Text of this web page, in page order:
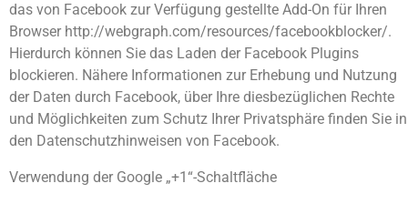
das von Facebook zur Verfügung gestellte Add-On für Ihren
Browser http://webgraph.com/resources/facebookblocker/.
Hierdurch können Sie das Laden der Facebook Plugins
blockieren. Nähere Informationen zur Erhebung und Nutzung
der Daten durch Facebook, über Ihre diesbezüglichen Rechte
und Möglichkeiten zum Schutz Ihrer Privatsphäre finden Sie in
den Datenschutzhinweisen von Facebook.
Verwendung der Google „+1“-Schaltfläche